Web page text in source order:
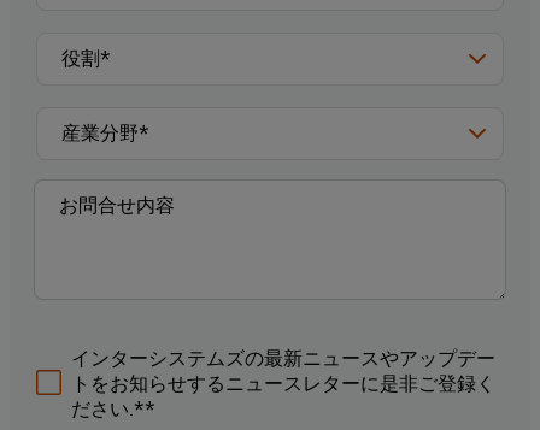
インターシステムズの最新ニュースやアップデー
トをお知らせするニュースレターに是非ご登録く
ださい.**